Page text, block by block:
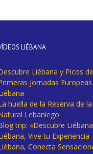
LIÉBANA
Liébana y Picos
Jornadas
huella de la Reserva de
Lebaniego
trip: «Descubre
Vive tu Experiencia
Conecta